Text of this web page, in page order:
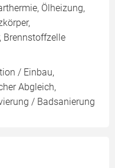
Ölheizung,
Brennstoffzelle
/ Einbau,
Abgleich,
/ Badsanierung